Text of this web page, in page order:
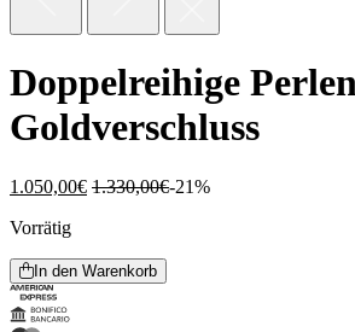
Doppelreihige
Goldverschluss
1.050,00€ 1.330,00€-21%
Vorrätig
In den Warenkorb